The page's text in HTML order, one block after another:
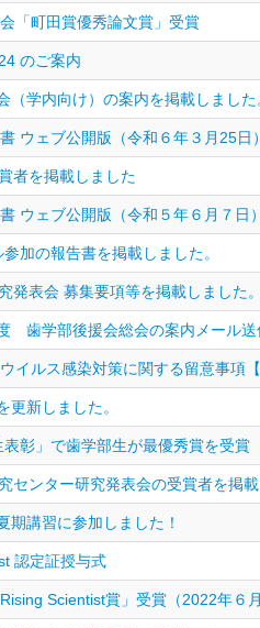
「町田賞優秀論文賞」受賞
のご案内
（学内向け）の案内を掲載しました
ウェブ公開版（令和６年３月25日
者を掲載しました
ウェブ公開版（令和５年６月７日
加の報告書を掲載しました。
発表会 募集要項等を掲載しました
歯学部後援会総会の案内メール
イルス感染対策に関する留意事項
更新しました。
彰」で歯学部生が最優秀賞を受賞
センター研究発表会の受賞者を掲
期講習に参加しました！
認定証授与式
Scientist賞」受賞（2022年６